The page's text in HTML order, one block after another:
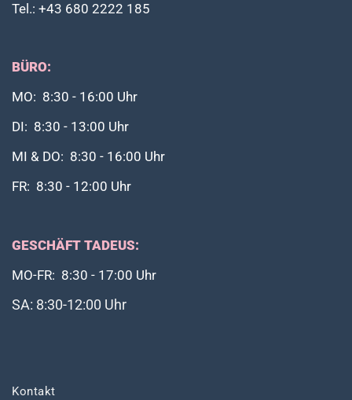
Tel.: +43 680 2222 185
BÜRO:
MO: 8:30 - 16:00 Uhr
DI: 8:30 - 13:00 Uhr
MI & DO: 8:30 - 16:00 Uhr
FR: 8:30 - 12:00 Uhr
GESCHÄFT TADEUS:
MO-FR: 8:30 - 17:00 Uhr
SA: 8:30-12:00 Uhr
Kontakt